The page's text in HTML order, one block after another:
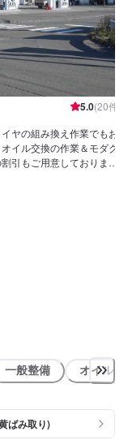
5.0(20件)
ヤの組み換え作業でもお
イル交換の作業＆モダク
引もご用意しておりま
タオルも無料貸出してお
責任を持ってご対応させ
ダ」と書かれた赤い大き
一般整備 オイル類
ばみ取り)